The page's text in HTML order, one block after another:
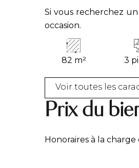
Si vous recherchez
occasion.
82 m² 3
Voir toutes les
Prix du
Honoraires à la